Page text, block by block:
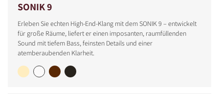
SONIK 9
Erleben Sie echten High-End-Klang mit dem SONIK 9 – entwickelt
für große Räume, liefert er einen imposanten, raumfüllenden
Sound mit tiefem Bass, feinsten Details und einer
atemberaubenden Klarheit.